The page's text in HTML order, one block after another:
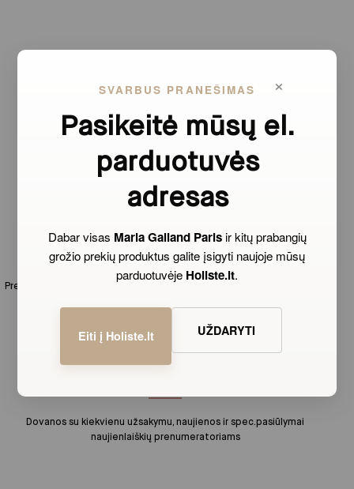
×
SVARBUS PRANEŠIMAS
Pasikeitė mūsų el.
parduotuvės
adresas
Dabar visas Maria Galland Parisir kitų prabangių
grožio prekių produktus galite įsigyti naujoje mūsų
parduotuvėje Holiste.lt.
Eiti į Holiste.lt UŽDARYTI
GREITAS PRISTATYMAS
Prekes pristatome per 1-3 d.d. Siuntimas nemokamas visoje Lietuvoje
Dovanos su kiekvienu užsakymu, naujienos ir spec.pasiūlymai
naujienlaiškių prenumeratoriams